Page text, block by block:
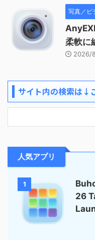
写真／ビ
柔軟に
2026/
サイト内の検索は↓
人気アプリ
1
26